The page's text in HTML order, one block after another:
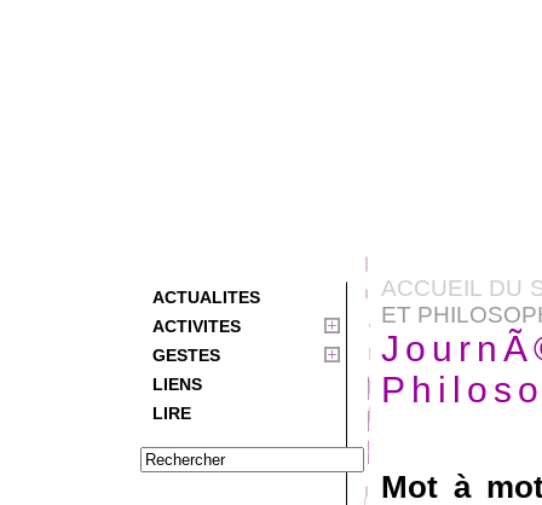
ACTUALITES
ACTIVITES
GESTES
LIENS
LIRE
ACCUEIL DU
ET
Mot à